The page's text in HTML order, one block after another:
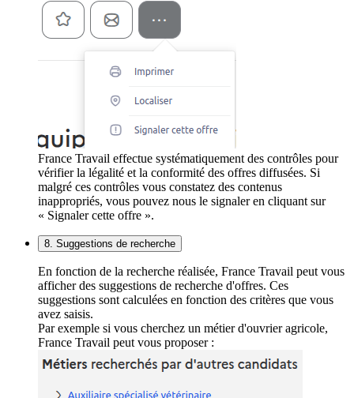
France Travail effectue systématiquement des contrôles pour
vérifier la légalité et la conformité des offres diffusées. Si
malgré ces contrôles vous constatez des contenus
inappropriés, vous pouvez nous le signaler en cliquant sur
« Signaler cette offre ».
8. Suggestions de recherche
En fonction de la recherche réalisée, France Travail peut vous
afficher des suggestions de recherche d'offres. Ces
suggestions sont calculées en fonction des critères que vous
avez saisis.
Par exemple si vous cherchez un métier d'ouvrier agricole,
France Travail peut vous proposer :